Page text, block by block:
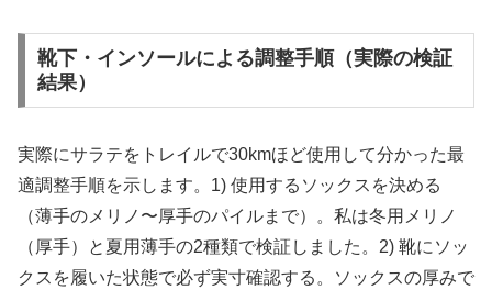
靴下・インソールによる調整手順（実際の検証
結果）
実際にサラテをトレイルで30kmほど使用して分かった最
適調整手順を示します。1) 使用するソックスを決める
（薄手のメリノ〜厚手のパイルまで）。私は冬用メリノ
（厚手）と夏用薄手の2種類で検証しました。2) 靴にソッ
クスを履いた状態で必ず実寸確認する。ソックスの厚みで